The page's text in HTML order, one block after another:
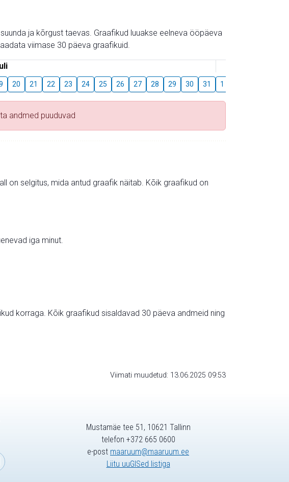
ja kõrgust taevas. Graafikud luuakse eelneva ööpäeva
viimase 30 päeva graafikuid.
20 21 22 23 24 25 26 27 28 29 30 31 1
andmed puuduvad
on selgitus, mida antud graafik näitab. Kõik graafikud on
iga minut.
korraga. Kõik graafikud sisaldavad 30 päeva andmeid ning
Viimati muudetud: 13.06.2025 09:53
Mustamäe tee 51, 10621 Tallinn
telefon +372 665 0600
e-post maaruum@maaruum.ee
Liitu uuGISed listiga